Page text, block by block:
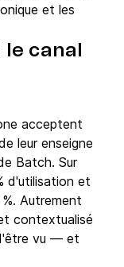
et les
canal
acceptent
leur enseigne
Batch. Sur
d'utilisation et
Autrement
contextualisé
vu — et